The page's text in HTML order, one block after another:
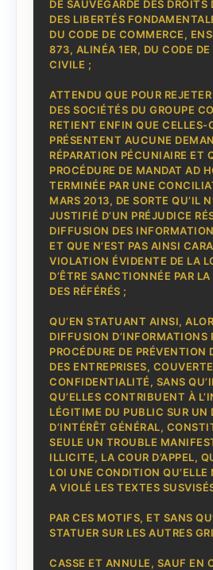
DE SAUVEGARDE DES DROITS
DES LIBERTÉS
DU CODE DE COMMERCE,
873, ALINÉA 1ER, DU CODE DE
CIVILE ;
ATTENDU QUE POUR
DES SOCIÉTÉS DU GROUPE
RETIENT ENFIN QUE CELLES-
PRÉSENTENT AUCUNE
RÉPARATION PÉCUNIAIRE ET
PROCÉDURE DE MANDAT AD
TERMINÉE PAR UNE
MARS 2013, DE SORTE QU’IL
JUSTIFIÉ D’UN PRÉJUDICE
DIFFUSION DES
ET QUE N’EST PAS AINSI
VIOLATION ÉVIDENTE DE LA
D’ÊTRE SANCTIONNÉE PAR
DES RÉFÉRÉS ;
QU’EN STATUANT AINSI,
DIFFUSION D’INFORMATIONS
PROCÉDURE DE PRÉVENTION
DES ENTREPRISES,
CONFIDENTIALITÉ, SANS
QU’ELLES CONTRIBUENT À
LÉGITIME DU PUBLIC SUR UN
D’INTÉRÊT GÉNÉRAL,
SEULE UN TROUBLE
ILLICITE, LA COUR D’APPEL,
LOI UNE CONDITION QU’ELLE
A VIOLÉ LES TEXTES
PAR CES MOTIFS, ET SANS
STATUER SUR LES AUTRES
CASSE ET ANNULE, SAUF EN